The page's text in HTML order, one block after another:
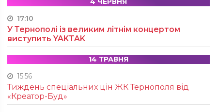
17:10
У Тернополі із великим літнім концертом
виступить YAKTAK
14 ТРАВНЯ
15:56
Тиждень спеціальних цін ЖК Тернополя від
«Креатор-Буд»